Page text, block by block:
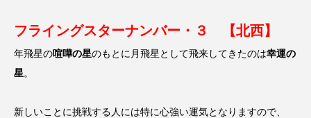
フライングスターナンバー・３ 【北西】
年飛星の喧嘩の星のもとに月飛星として飛来してきたのは幸運の
星。
新しいことに挑戦する人には特に心強い運気となりますので、